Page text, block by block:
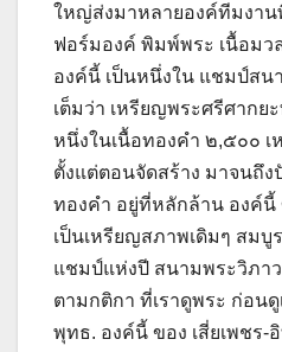
ใหญ่ส่งมาหลายองค์ทีมงา
ฟอร์มองค์ พิมพ์พระ เนื้อมว
องค์นี้ เป็นหนึ่งใน แชมป์สน
เต็มว่า เหรียญพระศรีศาก
หนึ่งในเนื้อทองคำ ๒,๕๐๐
ตั้งแต่ตอนจัดสร้าง มาจนถึง
ทองคำ อยู่ที่หลักล้าน องค์นี้
เป็นเหรียญสภาพเดิมๆ สมบู
แชมป์แห่งปี สนามพระวิภา
ตามกติกา ที่เราดูพระ ก่อนดู
พุทธ. องค์นี้ ของ เสี่ยเพชร-